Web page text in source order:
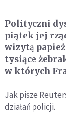
Polityczni
piątek jej
wizytą
tysiące
w których
Jak pisze
działań policji.